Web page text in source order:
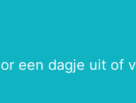
een dagje uit of